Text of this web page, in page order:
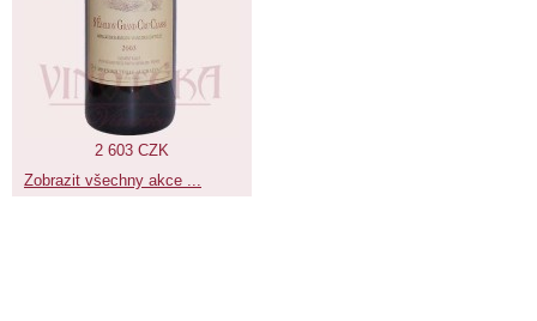
2 603 CZK
Zobrazit všechny akce ...